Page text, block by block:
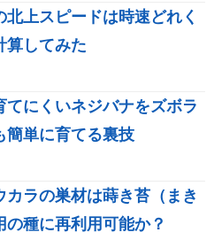
北上スピードは時速どれく
算してみた
てにくいネジバナをズボラ
簡単に育てる裏技
カラの巣材は蒔き苔（まき
の種に再利用可能か？